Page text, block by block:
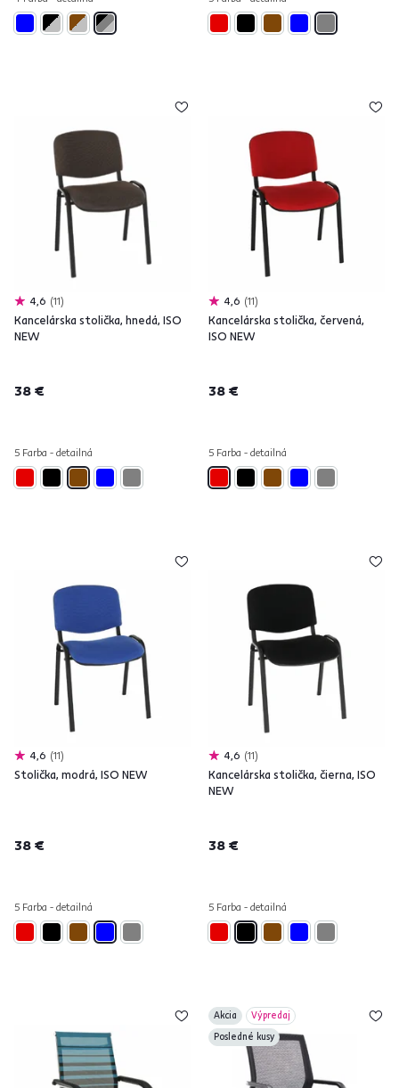
4,6 11
Kancelárska stolička, hnedá, ISO
NEW
38 €
5 Farba - detailná
4,6 11
Kancelárska stolička, červená,
ISO NEW
38 €
5 Farba - detailná
4,6 11
Stolička, modrá, ISO NEW
38 €
5 Farba - detailná
4,6 11
Kancelárska stolička, čierna, ISO
NEW
38 €
5 Farba - detailná
Akcia
Výpredaj
Posledné kusy